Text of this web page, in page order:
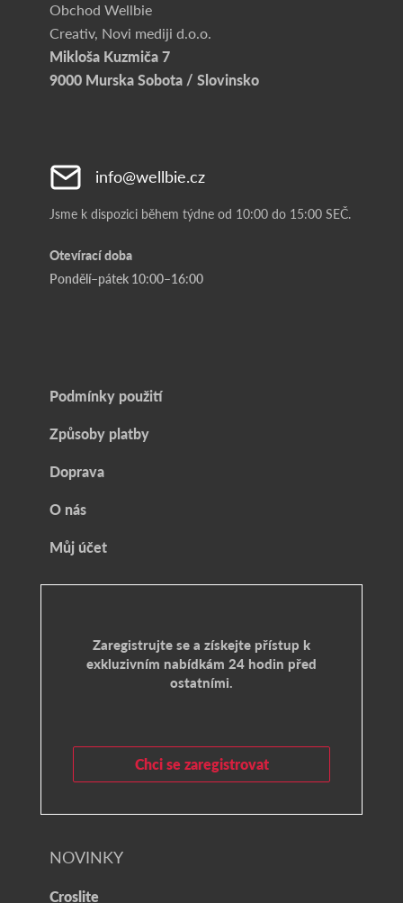
Obchod Wellbie
Creativ, Novi mediji d.o.o.
Mikloša Kuzmiča 7
9000 Murska Sobota / Slovinsko
info@wellbie.cz
Jsme k dispozici během týdne od 10:00 do 15:00 SEČ.
Otevírací doba
Pondělí–pátek 10:00–16:00
Podmínky použití
Způsoby platby
Doprava
O nás
Můj účet
Zaregistrujte se a získejte přístup k
exkluzivním nabídkám 24 hodin před
ostatními.
Chci se zaregistrovat
NOVINKY
Croslite